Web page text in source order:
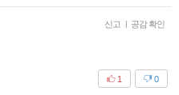
신고 | 공감 확인
0
1